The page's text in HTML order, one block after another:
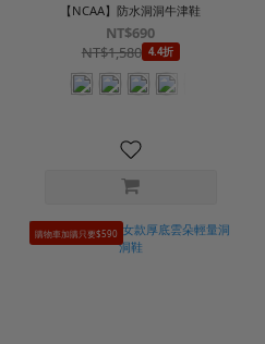
【NCAA】防水洞洞牛津鞋
NT$690
NT$1,580 4.4折
購物車加購只要$590